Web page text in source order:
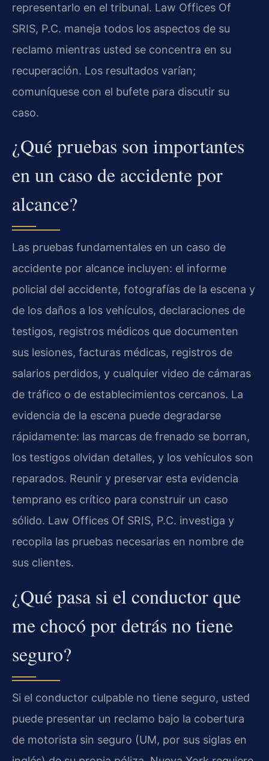
representarlo en el tribunal. Law Offices Of
SRIS, P.C. maneja todos los aspectos de su
reclamo mientras usted se concentra en su
recuperación. Los resultados varían;
comuníquese con el bufete para discutir su
caso.
¿Qué pruebas son importantes
en un caso de accidente por
alcance?
Las pruebas fundamentales en un caso de
accidente por alcance incluyen: el informe
policial del accidente, fotografías de la escena y
de los daños a los vehículos, declaraciones de
testigos, registros médicos que documenten
sus lesiones, facturas médicas, registros de
salarios perdidos, y cualquier video de cámaras
de tráfico o de establecimientos cercanos. La
evidencia de la escena puede degradarse
rápidamente: las marcas de frenado se borran,
los testigos olvidan detalles, y los vehículos son
reparados. Reunir y preservar esta evidencia
temprano es crítico para construir un caso
sólido. Law Offices Of SRIS, P.C. investiga y
recopila las pruebas necesarias en nombre de
sus clientes.
¿Qué pasa si el conductor que
me chocó por detrás no tiene
seguro?
Si el conductor culpable no tiene seguro, usted
puede presentar un reclamo bajo la cobertura
de motorista sin seguro (UM, por sus siglas en